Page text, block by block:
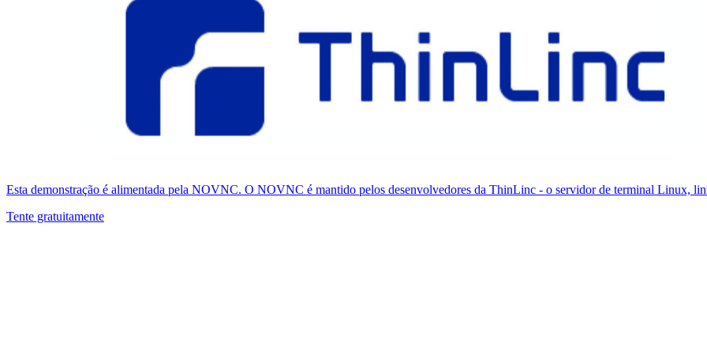
Esta demonstração é alimentada pela NOVNC. O NOVNC é mantido pelos desenvolvedores da ThinLinc - o servidor de terminal Linux,
Tente gratuitamente